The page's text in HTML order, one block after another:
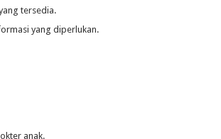
tersedia.
yang diperlukan.
anak.